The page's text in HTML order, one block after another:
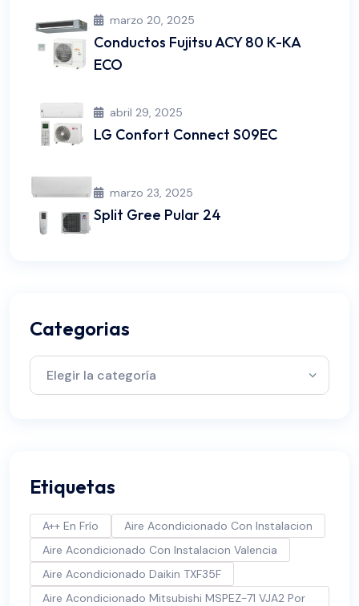
marzo 20, 2025
Conductos Fujitsu ACY 80 K-KA
ECO
abril 29, 2025
LG Confort Connect S09EC
marzo 23, 2025
Split Gree Pular 24
Categorias
Categorias
Etiquetas
A++ En Frío
Aire Acondicionado Con Instalacion
Aire Acondicionado Con Instalacion Valencia
Aire Acondicionado Daikin TXF35F
Aire Acondicionado Mitsubishi MSPEZ-71 VJA2 Por